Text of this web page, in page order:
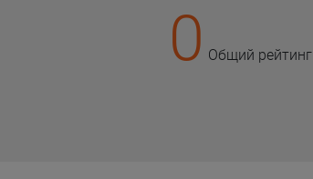
0 Общий рейтинг